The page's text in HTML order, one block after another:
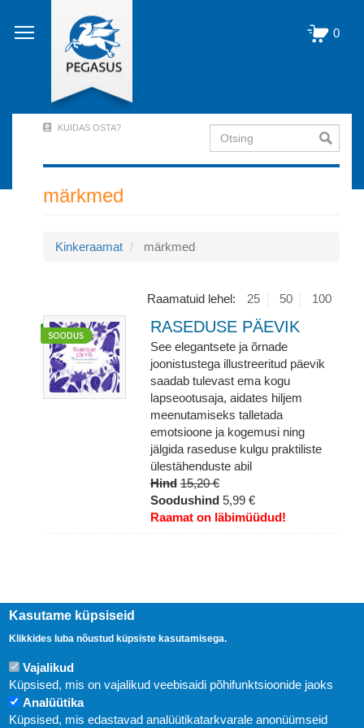
edasi
põhisisu
0
Account
Menu
out)
KUIDAS OSTA? Otsing
märkmed
Kinkeraamat märkmed
Raamatuid lehel: 25 50 100
RASEDUSE PÄEVIK
See elegantsete ja õrnade
joonistustega illustreeritud päevik
saadab tulevast ema kogu
lapseootusaja, aidates hiljem
meenutamiseks talletada
emotsioone ja kogemusi ning
jälgida raseduse kulgu praktiliste
ülestähenduste abil
Hind 15,20 €
Soodushind 5,99 €
Raamat on läbimüüdud!
Uudised
Kasutame küpsiseid
Klikkides luba nõustud küpsiste kasutamisega.
Vajalikud
Küpsised, mis on vajalikud veebisaidi põhifunktsioonide jaoks
Analüütika
Küpsised, mis edastavad analüütikatarkvarale anonüümseid